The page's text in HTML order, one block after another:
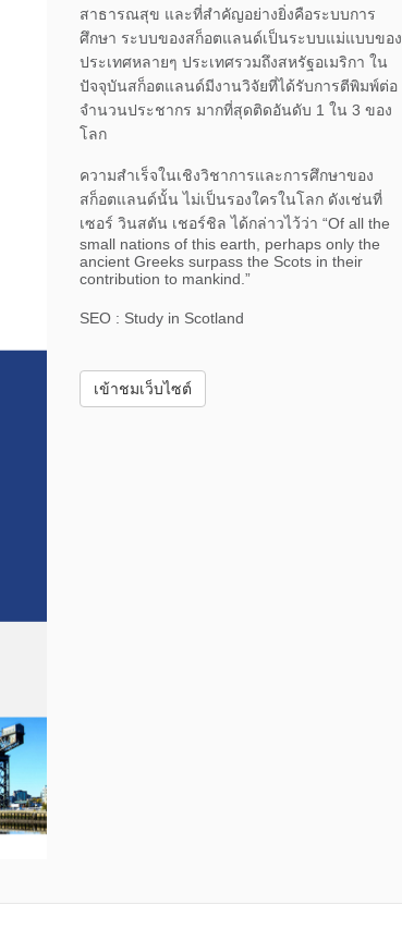
สาธารณสุข และที่สำคัญอย่างยิ่งคือระบบการ
ศึกษา ระบบของสก็อตแลนด์เป็นระบบแม่แบบของ
ประเทศหลายๆ ประเทศรวมถึงสหรัฐอเมริกา ใน
ปัจจุบันสก็อตแลนด์มีงานวิจัยที่ได้รับการตีพิมพ์ต่อ
จำนวนประชากร มากที่สุดติดอันดับ 1 ใน 3 ของ
โลก
ความสำเร็จในเชิงวิชาการและการศึกษาของ
สก็อตแลนด์นั้น ไม่เป็นรองใครในโลก ดังเช่นที่
เซอร์ วินสตัน เชอร์ชิล ได้กล่าวไว้ว่า “Of all the
small nations of this earth, perhaps only the
ancient Greeks surpass the Scots in their
contribution to mankind.”
SEO : Study in Scotland
เข้าชมเว็บไซต์